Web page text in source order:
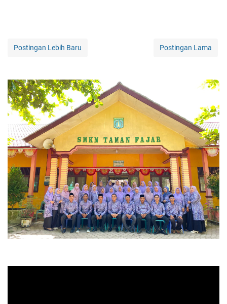
Postingan Lebih Baru Postingan Lama